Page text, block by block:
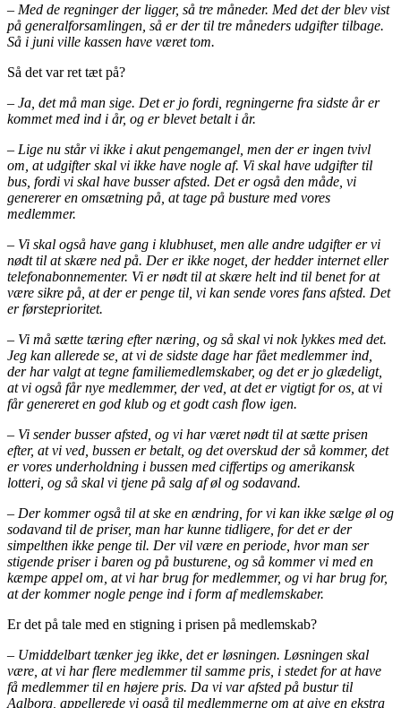
– Med de regninger der ligger, så tre måneder. Med det der blev vist
på generalforsamlingen, så er der til tre måneders udgifter tilbage.
Så i juni ville kassen have været tom.
Så det var ret tæt på?
– Ja, det må man sige. Det er jo fordi, regningerne fra sidste år er
kommet med ind i år, og er blevet betalt i år.
– Lige nu står vi ikke i akut pengemangel, men der er ingen tvivl
om, at udgifter skal vi ikke have nogle af. Vi skal have udgifter til
bus, fordi vi skal have busser afsted. Det er også den måde, vi
genererer en omsætning på, at tage på busture med vores
medlemmer.
– Vi skal også have gang i klubhuset, men alle andre udgifter er vi
nødt til at skære ned på. Der er ikke noget, der hedder internet eller
telefonabonnementer. Vi er nødt til at skære helt ind til benet for at
være sikre på, at der er penge til, vi kan sende vores fans afsted. Det
er førsteprioritet.
– Vi må sætte tæring efter næring, og så skal vi nok lykkes med det.
Jeg kan allerede se, at vi de sidste dage har fået medlemmer ind,
der har valgt at tegne familiemedlemskaber, og det er jo glædeligt,
at vi også får nye medlemmer, der ved, at det er vigtigt for os, at vi
får genereret en god klub og et godt cash flow igen.
– Vi sender busser afsted, og vi har været nødt til at sætte prisen
efter, at vi ved, bussen er betalt, og det overskud der så kommer, det
er vores underholdning i bussen med ciffertips og amerikansk
lotteri, og så skal vi tjene på salg af øl og sodavand.
– Der kommer også til at ske en ændring, for vi kan ikke sælge øl og
sodavand til de priser, man har kunne tidligere, for det er der
simpelthen ikke penge til. Der vil være en periode, hvor man ser
stigende priser i baren og på busturene, og så kommer vi med en
kæmpe appel om, at vi har brug for medlemmer, og vi har brug for,
at der kommer nogle penge ind i form af medlemskaber.
Er det på tale med en stigning i prisen på medlemskab?
– Umiddelbart tænker jeg ikke, det er løsningen. Løsningen skal
være, at vi har flere medlemmer til samme pris, i stedet for at have
få medlemmer til en højere pris. Da vi var afsted på bustur til
Aalborg, appellerede vi også til medlemmerne om at give en ekstra